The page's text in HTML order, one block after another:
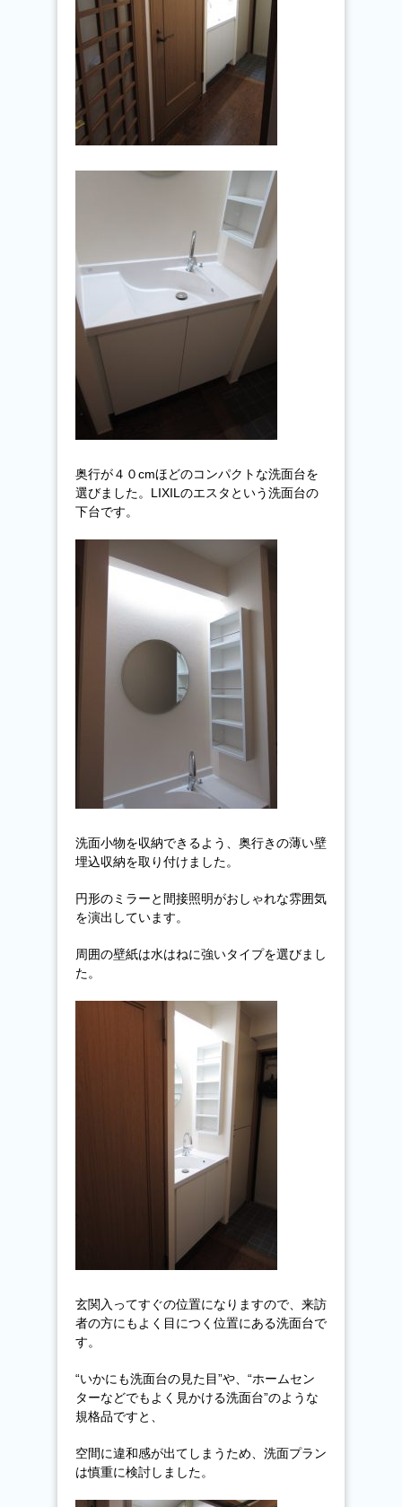
奥行が４０cmほどのコンパクトな洗面台を
選びました。LIXILのエスタという洗面台の
下台です。
洗面小物を収納できるよう、奥行きの薄い壁
埋込収納を取り付けました。
円形のミラーと間接照明がおしゃれな雰囲気
を演出しています。
周囲の壁紙は水はねに強いタイプを選びまし
た。
玄関入ってすぐの位置になりますので、来訪
者の方にもよく目につく位置にある洗面台で
す。
“いかにも洗面台の見た目”や、“ホームセン
ターなどでもよく見かける洗面台”のような
規格品ですと、
空間に違和感が出てしまうため、洗面プラン
は慎重に検討しました。